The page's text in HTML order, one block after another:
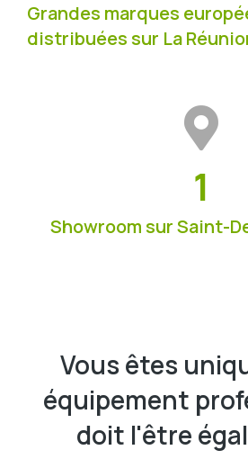
Grandes marques
distribuées sur La
Showroom sur Saint-
1
Vous êtes
équipement
doit l'être